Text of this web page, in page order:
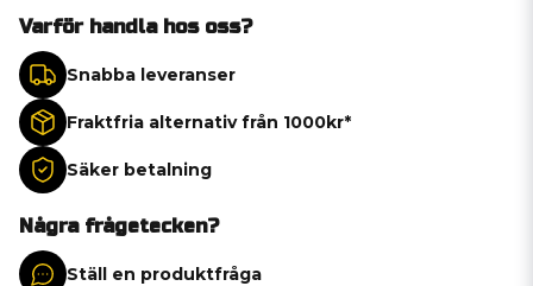
Varför handla hos oss?
Snabba leveranser
Fraktfria alternativ från 1000kr*
Säker betalning
Några frågetecken?
Ställ en produktfråga